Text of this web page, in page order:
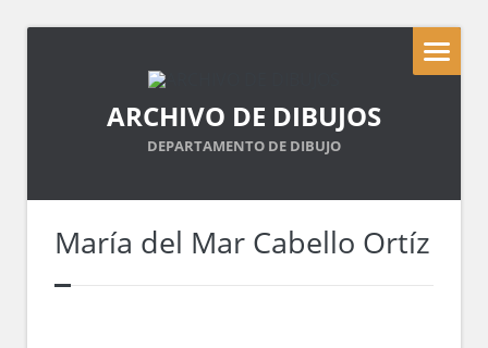
ARCHIVO DE DIBUJOS
DEPARTAMENTO DE DIBUJO
María del Mar Cabello Ortíz